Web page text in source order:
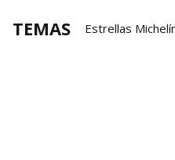
TEMAS Estrellas